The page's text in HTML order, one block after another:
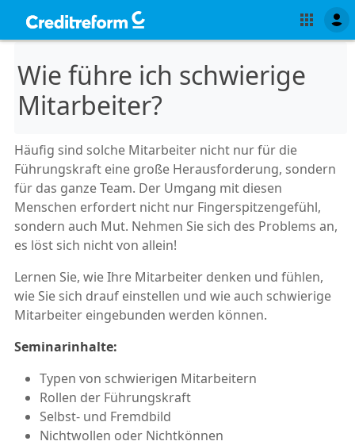
Wie führe ich schwierige
Mitarbeiter?
Häufig sind solche Mitarbeiter nicht nur für die
Führungskraft eine große Herausforderung, sondern
für das ganze Team. Der Umgang mit diesen
Menschen erfordert nicht nur Fingerspitzengefühl,
sondern auch Mut. Nehmen Sie sich des Problems an,
es löst sich nicht von allein!
Lernen Sie, wie Ihre Mitarbeiter denken und fühlen,
wie Sie sich drauf einstellen und wie auch schwierige
Mitarbeiter eingebunden werden können.
Seminarinhalte:
Typen von schwierigen Mitarbeitern
Rollen der Führungskraft
Selbst- und Fremdbild
Nichtwollen oder Nichtkönnen